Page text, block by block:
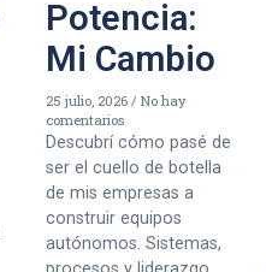
Potencia:
Mi Cambio
25 julio, 2026 No hay
comentarios
Descubrí cómo pasé de
ser el cuello de botella
de mis empresas a
construir equipos
autónomos. Sistemas,